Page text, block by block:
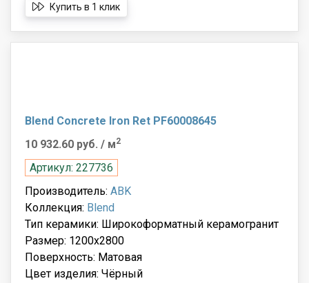
Купить в 1 клик
Blend Concrete Iron Ret PF60008645
10 932.60 руб. / м2
Артикул: 227736
Производитель: ABK
Коллекция: Blend
Тип керамики: Широкоформатный керамогранит
Размер: 1200x2800
Поверхность: Матовая
Цвет изделия: Чёрный